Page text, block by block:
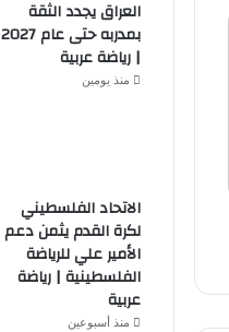
العراق يجدد الثقة
بمدربه حتى عام 2027
| رياضة عربية
منذ يومين
الاتحاد الفلسطيني
لكرة القدم يثمن دعم
الأمير علي للرياضة
الفلسطينية | رياضة
عربية
منذ أسبوعين